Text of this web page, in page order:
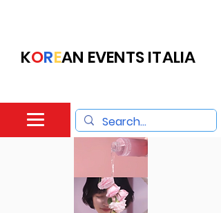
KOREAN EVENTS ITALIA